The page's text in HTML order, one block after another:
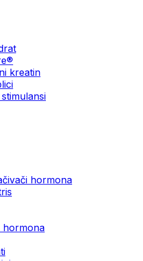
kreatin
hormona
hormona